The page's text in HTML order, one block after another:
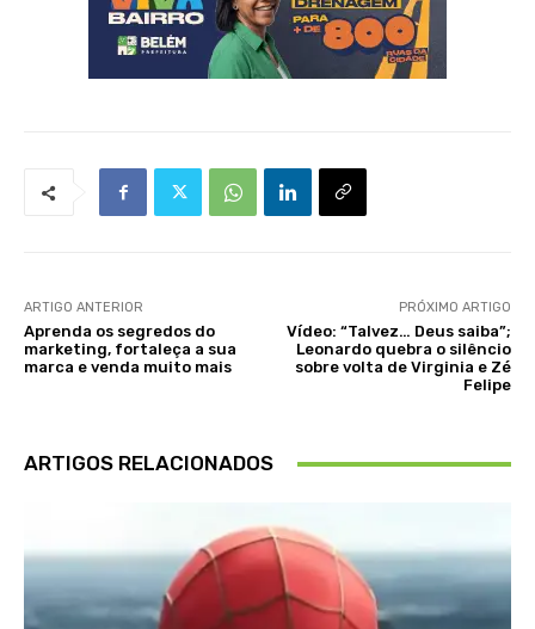
ARTIGO ANTERIOR
Aprenda os segredos do
marketing, fortaleça a sua
marca e venda muito mais
PRÓXIMO ARTIGO
Vídeo: “Talvez… Deus saiba”;
Leonardo quebra o silêncio
sobre volta de Virginia e Zé
Felipe
ARTIGOS RELACIONADOS